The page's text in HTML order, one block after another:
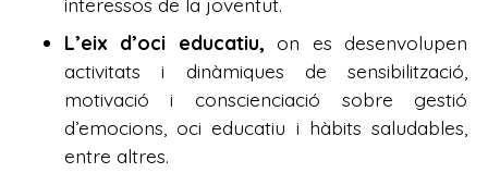
L’eix d’oci educatiu,on es desenvolupen
activitats i dinàmiques de sensibilització,
motivació i conscienciació sobre gestió
d’emocions, oci educatiu i hàbits saludables,
entre altres.